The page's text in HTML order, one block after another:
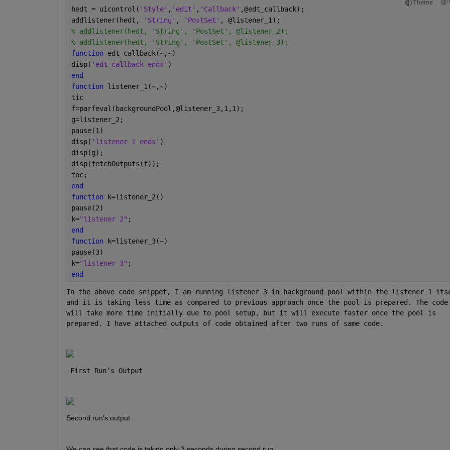
Theme
hedt = uicontrol( 'Style' , 'edit' , 'Callback' ,@edt_callback);
addlistener(hedt,
'String' , 'PostSet' , @listener_1);
% addlistener(hedt, 'String', 'PostSet', @listener_2);
% addlistener(hedt, 'String', 'PostSet', @listener_3);
function edt_callback(~,~)
disp( 'edt callback ends' )
end
function listener_1(~,~)
tic
f=parfeval(backgroundPool,@listener_3,1,1);
g=listener_2;
pause(1)
disp( 'listener 1 ends' )
disp(g);
disp(fetchOutputs(f));
toc;
end
function
k=listener_2()
pause(2)
k="listener 2" ;
end
function
k=listener_3(~)
pause(3)
k="listener 3" ;
end
In the above code snippet, I am running listener 3 in background pool within the listener 1
and it is taking less time as compared to previous approach once the pool is prepared. The code
will take more time initially due to pool setup, but it will execute faster once the pool is
prepared. I have attached outputs of code obtained after two runs of same code.
First Run’s Output
Second run's output